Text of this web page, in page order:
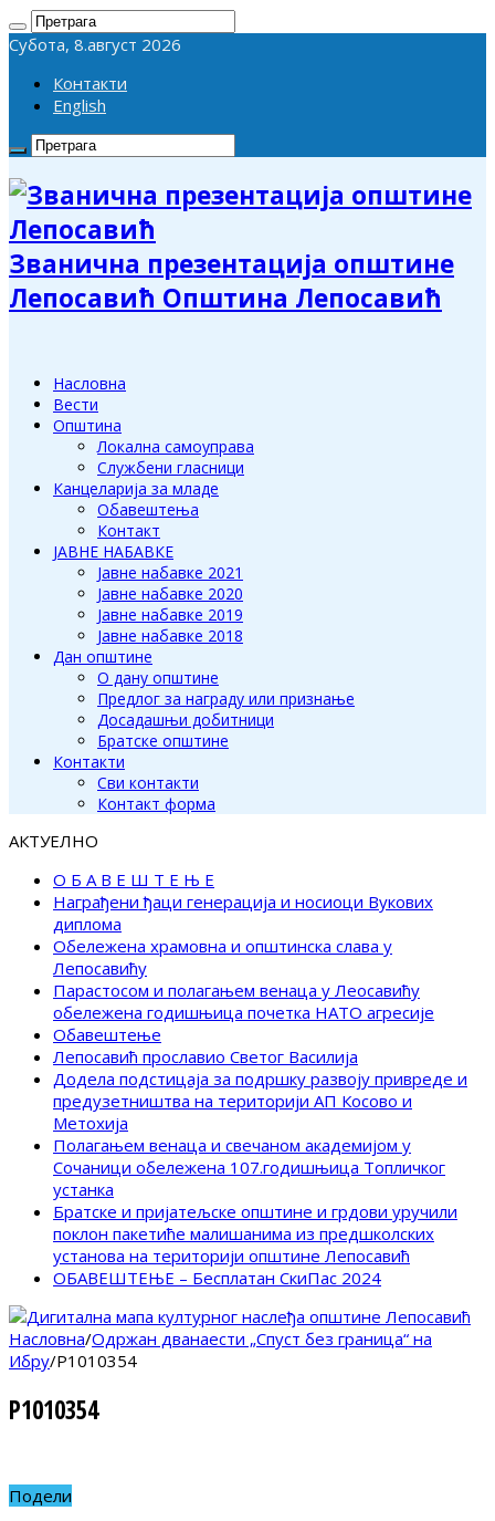
Субота, 8.август 2026
Контакти
English
Званична презентација општине
Лепосавић Општина Лепосавић
Насловна
Вести
Општина
Локална самоуправа
Службени гласници
Канцеларија за младе
Обавештења
Контакт
ЈАВНЕ НАБАВКЕ
Јавне набавке 2021
Јавне набавке 2020
Јавне набавке 2019
Јавне набавке 2018
Дан општине
О дану општине
Предлог за награду или признање
Досадашњи добитници
Братске општине
Контакти
Сви контакти
Контакт форма
АКТУЕЛНО
О Б А В Е Ш Т Е Њ Е
Награђени ђаци генерација и носиоци Вукових
диплома
Обележена храмовна и општинска слава у
Лепосавићу
Парастосом и полагањем венаца у Леосавићу
обележена годишњица почетка НАТО агресије
Обавештење
Лепосавић прославио Светог Василија
Додела подстицаја за подршку развоју привреде и
предузетништва на територији АП Косово и
Метохија
Полагањем венаца и свечаном академијом у
Сочаници обележена 107.годишњица Топличког
устанка
Братске и пријатељске општине и грдови уручили
поклон пакетиће малишанима из предшколских
установа на територији општине Лепосавић
ОБАВЕШТЕЊЕ – Бесплатан СкиПас 2024
Насловна/Одржан дванаести „Спуст без граница“ на
Ибру/P1010354
P1010354
Подели